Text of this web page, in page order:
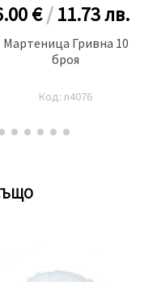
€/11.73лв.
Мартеница Гривна 10
броя
Код: n4076